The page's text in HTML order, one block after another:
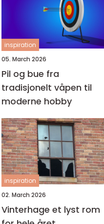
inspiration
05. March 2026
Pil og bue fra
tradisjonelt våpen til
moderne hobby
inspiration
02. March 2026
Vinterhage et lyst rom